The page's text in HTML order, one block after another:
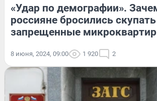
«Удар по демографии».
россияне бросились скупать
запрещенные
8 июня, 2024, 09:00 1 920 2